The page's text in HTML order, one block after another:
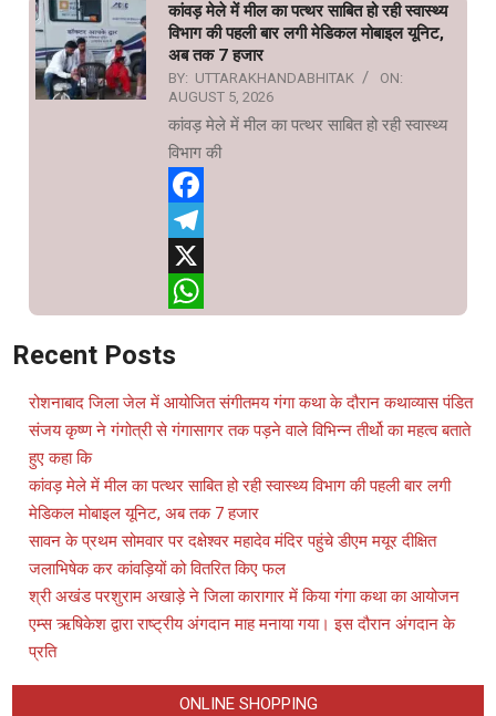
कांवड़ मेले में मील का पत्थर साबित हो रही स्वास्थ्य
विभाग की पहली बार लगी मेडिकल मोबाइल यूनिट,
अब तक 7 हजार
BY: UTTARAKHANDABHITAK
ON:
AUGUST 5, 2026
कांवड़ मेले में मील का पत्थर साबित हो रही स्वास्थ्य
विभाग की
Facebook
Telegram
X
Recent Posts
रोशनाबाद जिला जेल में आयोजित संगीतमय गंगा कथा के दौरान कथाव्यास पंडित
संजय कृष्ण ने गंगोत्री से गंगासागर तक पड़ने वाले विभिन्न तीर्थो का महत्व बताते
हुए कहा कि
कांवड़ मेले में मील का पत्थर साबित हो रही स्वास्थ्य विभाग की पहली बार लगी
मेडिकल मोबाइल यूनिट, अब तक 7 हजार
सावन के प्रथम सोमवार पर दक्षेश्वर महादेव मंदिर पहुंचे डीएम मयूर दीक्षित
जलाभिषेक कर कांवड़ियों को वितरित किए फल
श्री अखंड परशुराम अखाड़े ने जिला कारागार में किया गंगा कथा का आयोजन
एम्स ऋषिकेश द्वारा राष्ट्रीय अंगदान माह मनाया गया। इस दौरान अंगदान के
प्रति
ONLINE SHOPPING